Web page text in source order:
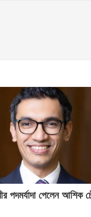
পদমর্যাদা পেলেন আশিক